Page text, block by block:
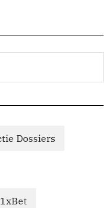
Dossiers